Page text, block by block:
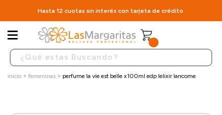
Hasta 12 cuotas sin interés con tarjeta de crédito
inicio femeninas perfume la vie est belle x100ml edp lelixir lancome